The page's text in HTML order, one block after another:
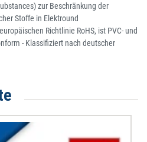
zur Beschränkung der
Stoffe in Elektround
Richtlinie RoHS, ist PVC- und
- Klassifiziert nach deutscher